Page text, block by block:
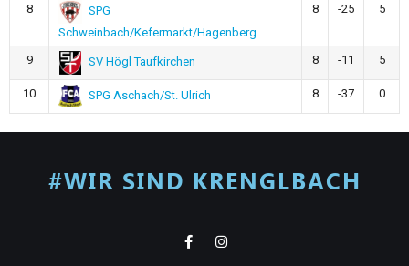
8
SPG
Schweinbach/Kefermarkt/Hagenberg
8 -25 5
9 SV Högl Taufkirchen 8 -11 5
10 SPG Aschach/St. Ulrich 8 -37 0
#WIR SIND KRENGLBACH